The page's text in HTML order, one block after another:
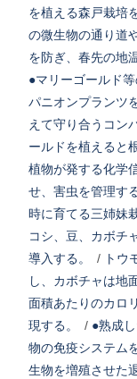
を植える森戸栽培
の微生物の通り道
を防ぎ、春先の地
●マリーゴールド
パニオンプランツ
えて守り合うコン
ールドを植えると
植物が発する化学
せ、害虫を管理する
時に育てる三姉妹
コシ、豆、カボチ
導入する。
/ トウ
し、カボチャは地
面積あたりのカロ
現する。
/ ●熟成
物の免疫システム
生物を増殖させた